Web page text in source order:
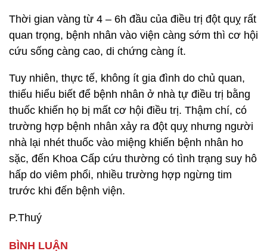
Thời gian vàng từ 4 – 6h đầu của điều trị đột quỵ rất
quan trọng, bệnh nhân vào viện càng sớm thì cơ hội
cứu sống càng cao, di chứng càng ít.
Tuy nhiên, thực tế, không ít gia đình do chủ quan,
thiếu hiểu biết để bệnh nhân ở nhà tự điều trị bằng
thuốc khiến họ bị mất cơ hội điều trị. Thậm chí, có
trường hợp bệnh nhân xảy ra đột quỵ nhưng người
nhà lại nhét thuốc vào miệng khiến bệnh nhân ho
sặc, đến Khoa Cấp cứu thường có tình trạng suy hô
hấp do viêm phổi, nhiều trường hợp ngừng tim
trước khi đến bệnh viện.
P.Thuý